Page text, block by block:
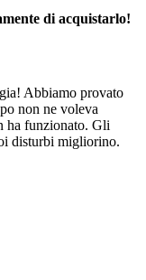
di acquistarlo!
Abbiamo provato
non ne voleva
ha funzionato. Gli
disturbi migliorino.